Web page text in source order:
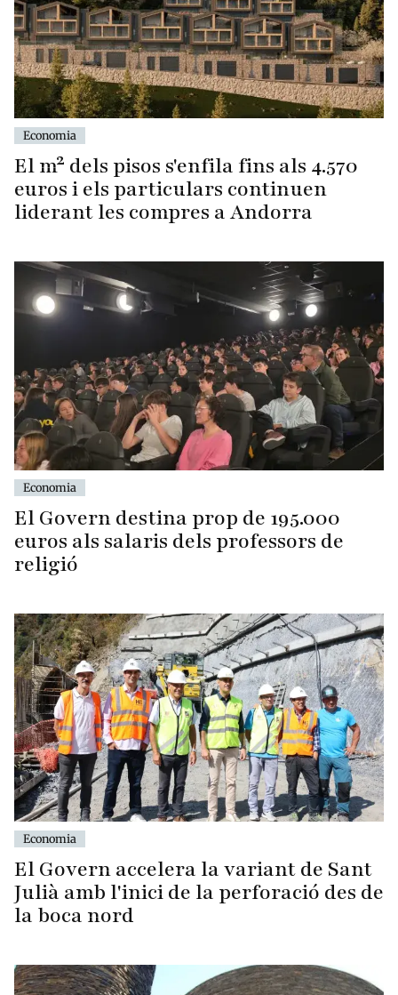
Economia
El m² dels pisos s'enfila fins als 4.570
euros i els particulars continuen
liderant les compres a Andorra
Economia
El Govern destina prop de 195.000
euros als salaris dels professors de
religió
Economia
El Govern accelera la variant de Sant
Julià amb l'inici de la perforació des de
la boca nord